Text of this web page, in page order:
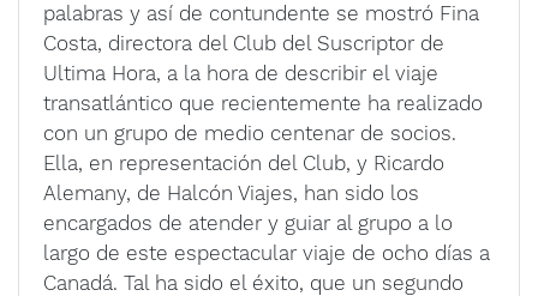
palabras y así de contundente se mostró Fina
Costa, directora del Club del Suscriptor de
Ultima Hora, a la hora de describir el viaje
transatlántico que recientemente ha realizado
con un grupo de medio centenar de socios.
Ella, en representación del Club, y Ricardo
Alemany, de Halcón Viajes, han sido los
encargados de atender y guiar al grupo a lo
largo de este espectacular viaje de ocho días a
Canadá. Tal ha sido el éxito, que un segundo